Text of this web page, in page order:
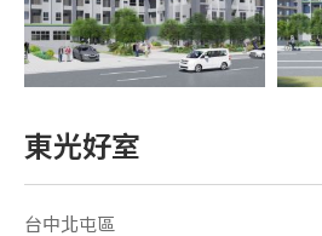
東光好室
台中北屯區